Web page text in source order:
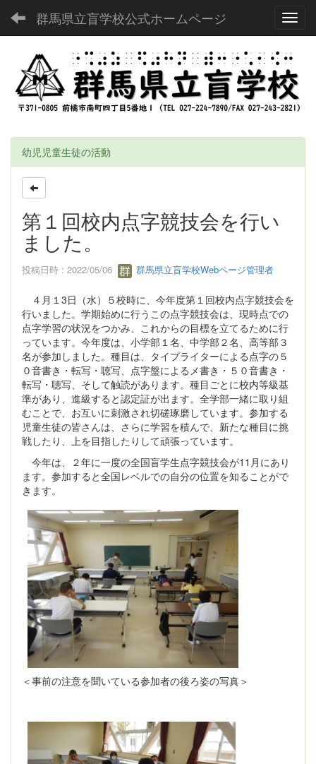
群馬県立盲学校公式ホームページ
幼児児童生徒の活動
第１回校内点字競技会を行い
ました。
投稿日時 : 2022/05/06 群馬県立盲学校Webページ管理者
４月１3日（水）５校時に、今年度第１回校内点字競技会を
行いました。学期始めに行うこの点字競技会は、現時点での
点字学習の状況をつかみ、これからの目標を立てるために行
っています。今年度は、小学部１名、中学部２名、高等部３
名が参加しました。種目は、タイプライターによる点字の５
０音書き・転写・聴写、点字盤によるメ書き・５０音書き・
転写・聴写、そして触読があります。種目ごとに校内等級基
準があり、進級すると認定証が出ます。全学部一緒に取り組
むことで、お互いに刺激され切磋琢磨しています。参加する
児童生徒の皆さんは、さらに学習を積んで、新たな種目に挑
戦したり、上を目指したりして頑張っています。
今年は、２年に一度の全国盲学生点字競技会が11月にあり
ます。参加すると全国レベルでの自分の位置を知ることがで
きます。
＜事前の注意を聞いている参加者の後ろ姿の写真＞